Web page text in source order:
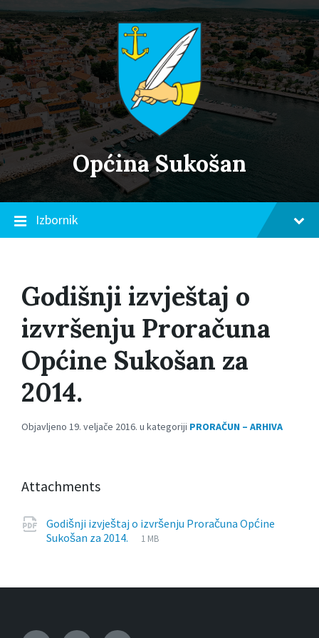
Skip
to
content
Skip
to
main
navigation
Skip
to
footer
Općina Sukošan
Izbornik
Godišnji izvještaj o
izvršenju Proračuna
Općine Sukošan za
2014.
Objavljeno 19. veljače 2016. u kategoriji PRORAČUN – ARHIVA
Attachments
Godišnji izvještaj o izvršenju Proračuna Općine
Sukošan za 2014.
File
pdf
File
1 MB